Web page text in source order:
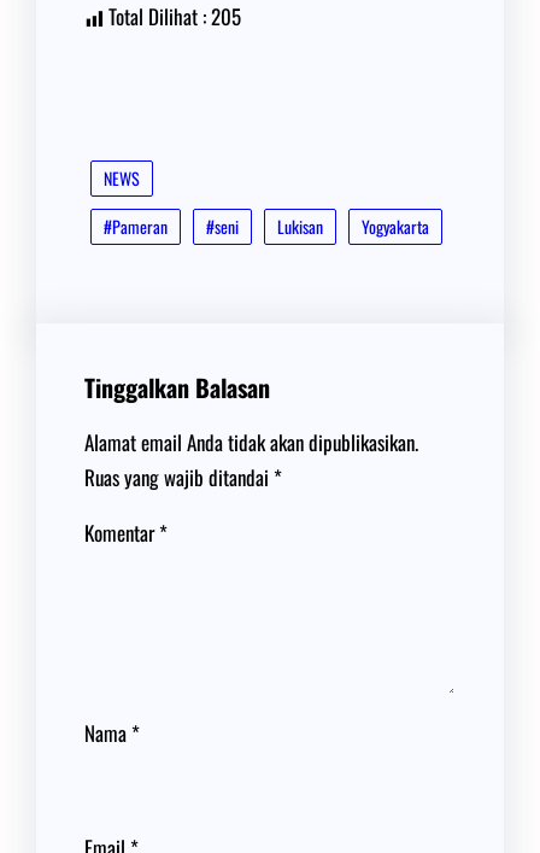
Total Dilihat :205
NEWS
#Pameran
#seni Lukisan Yogyakarta
Tinggalkan Balasan
Alamat email Anda tidak akan dipublikasikan.
Ruas yang wajib ditandai *
Komentar*
Nama *